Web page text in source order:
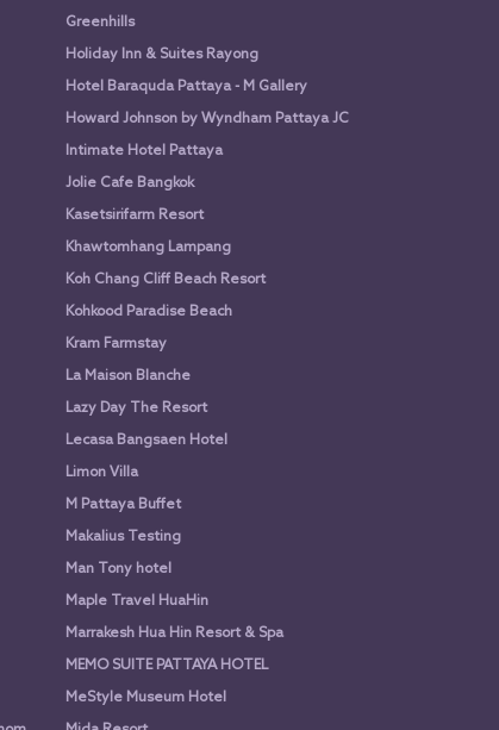
Greenhills
Holiday Inn & Suites Rayong
Hotel Baraquda Pattaya - M Gallery
Howard Johnson by Wyndham Pattaya JC
Intimate Hotel Pattaya
Jolie Cafe Bangkok
Kasetsirifarm Resort
Khawtomhang Lampang
Koh Chang Cliff Beach Resort
Kohkood Paradise Beach
Kram Farmstay
La Maison Blanche
Lazy Day The Resort
Lecasa Bangsaen Hotel
Limon Villa
M Pattaya Buffet
Makalius Testing
Man Tony hotel
Maple Travel HuaHin
Marrakesh Hua Hin Resort & Spa
MEMO SUITE PATTAYA HOTEL
MeStyle Museum Hotel